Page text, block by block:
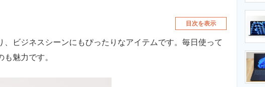
目次を表示
、ビジネスシーンにもぴったりなアイテムです。毎日使って
魅力です。